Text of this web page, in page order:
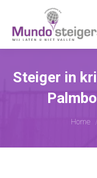
Steiger in
Je
Home